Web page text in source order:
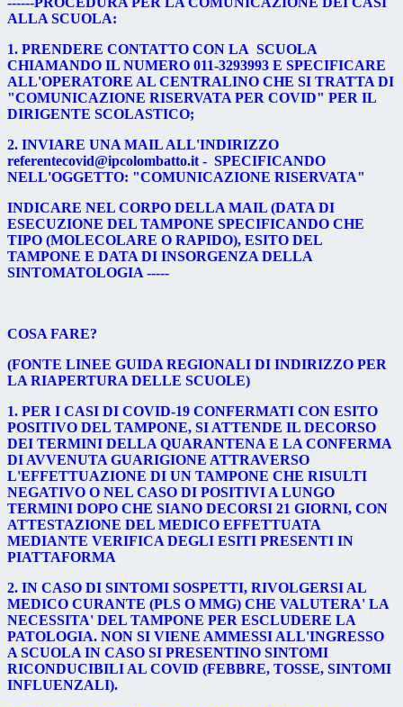
ALLA SCUOLA:
1. PRENDERE CONTATTO CON LA SCUOLA
CHIAMANDO IL NUMERO 011-3293993 E SPECIFICARE
ALL'OPERATORE AL CENTRALINO CHE SI TRATTA DI
"COMUNICAZIONE RISERVATA PER COVID" PER IL
DIRIGENTE SCOLASTICO;
2. INVIARE UNA MAIL ALL'INDIRIZZO
referentecovid@ipcolombatto.it - SPECIFICANDO
NELL'OGGETTO: "COMUNICAZIONE RISERVATA"
INDICARE NEL CORPO DELLA MAIL (DATA DI
ESECUZIONE DEL TAMPONE SPECIFICANDO CHE
TIPO (MOLECOLARE O RAPIDO), ESITO DEL
TAMPONE E DATA DI INSORGENZA DELLA
SINTOMATOLOGIA -----
COSA FARE?
(FONTE LINEE GUIDA REGIONALI DI INDIRIZZO PER
LA RIAPERTURA DELLE SCUOLE)
1. PER I CASI DI COVID-19 CONFERMATI CON ESITO
POSITIVO DEL TAMPONE, SI ATTENDE IL DECORSO
DEI TERMINI DELLA QUARANTENA E LA CONFERMA
DI AVVENUTA GUARIGIONE ATTRAVERSO
L'EFFETTUAZIONE DI UN TAMPONE CHE RISULTI
NEGATIVO O NEL CASO DI POSITIVI A LUNGO
TERMINI DOPO CHE SIANO DECORSI 21 GIORNI, CON
ATTESTAZIONE DEL MEDICO EFFETTUATA
MEDIANTE VERIFICA DEGLI ESITI PRESENTI IN
PIATTAFORMA
2. IN CASO DI SINTOMI SOSPETTI, RIVOLGERSI AL
MEDICO CURANTE (PLS O MMG) CHE VALUTERA' LA
NECESSITA' DEL TAMPONE PER ESCLUDERE LA
PATOLOGIA. NON SI VIENE AMMESSI ALL'INGRESSO
A SCUOLA IN CASO SI PRESENTINO SINTOMI
RICONDUCIBILI AL COVID (FEBBRE, TOSSE, SINTOMI
INFLUENZALI).